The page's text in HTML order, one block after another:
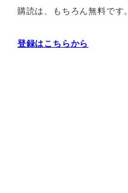
購読は、もちろん無料です。
登録はこちらから